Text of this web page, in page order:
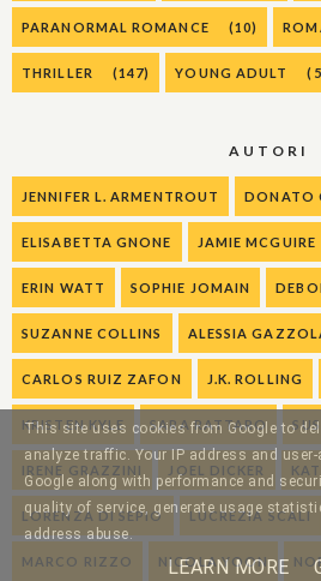
PARANORMAL ROMANCE (10)
THRILLER (147) YOUNG ADULT
AUTORI
JENNIFER L. ARMENTROUT DONATO
ELISABETTA GNONE JAMIE MCGUIRE
ERIN WATT SOPHIE JOMAIN
SUZANNE COLLINS ALESSIA
CARLOS RUIZ ZAFON J.K. ROLLING
KRISTEN KYLE SARA RATTARO
IRENE GRAZZINI JOEL DICKER
LORENZA DI SEPIO LUCREZIA SCALI
MARCO RIZZO NICOLA YOON
This site uses cookies from Google to
analyze traffic. Your IP address and
Google along with performance and
quality of service, generate usage
address abuse.
LEARN MORE